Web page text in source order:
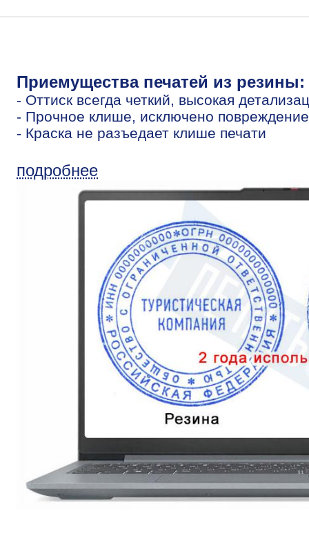
Приемущества печатей из резины:
- Оттиск всегда четкий, высокая
- Прочное клише, исключено
- Краска не разъедает клише печати
подробнее